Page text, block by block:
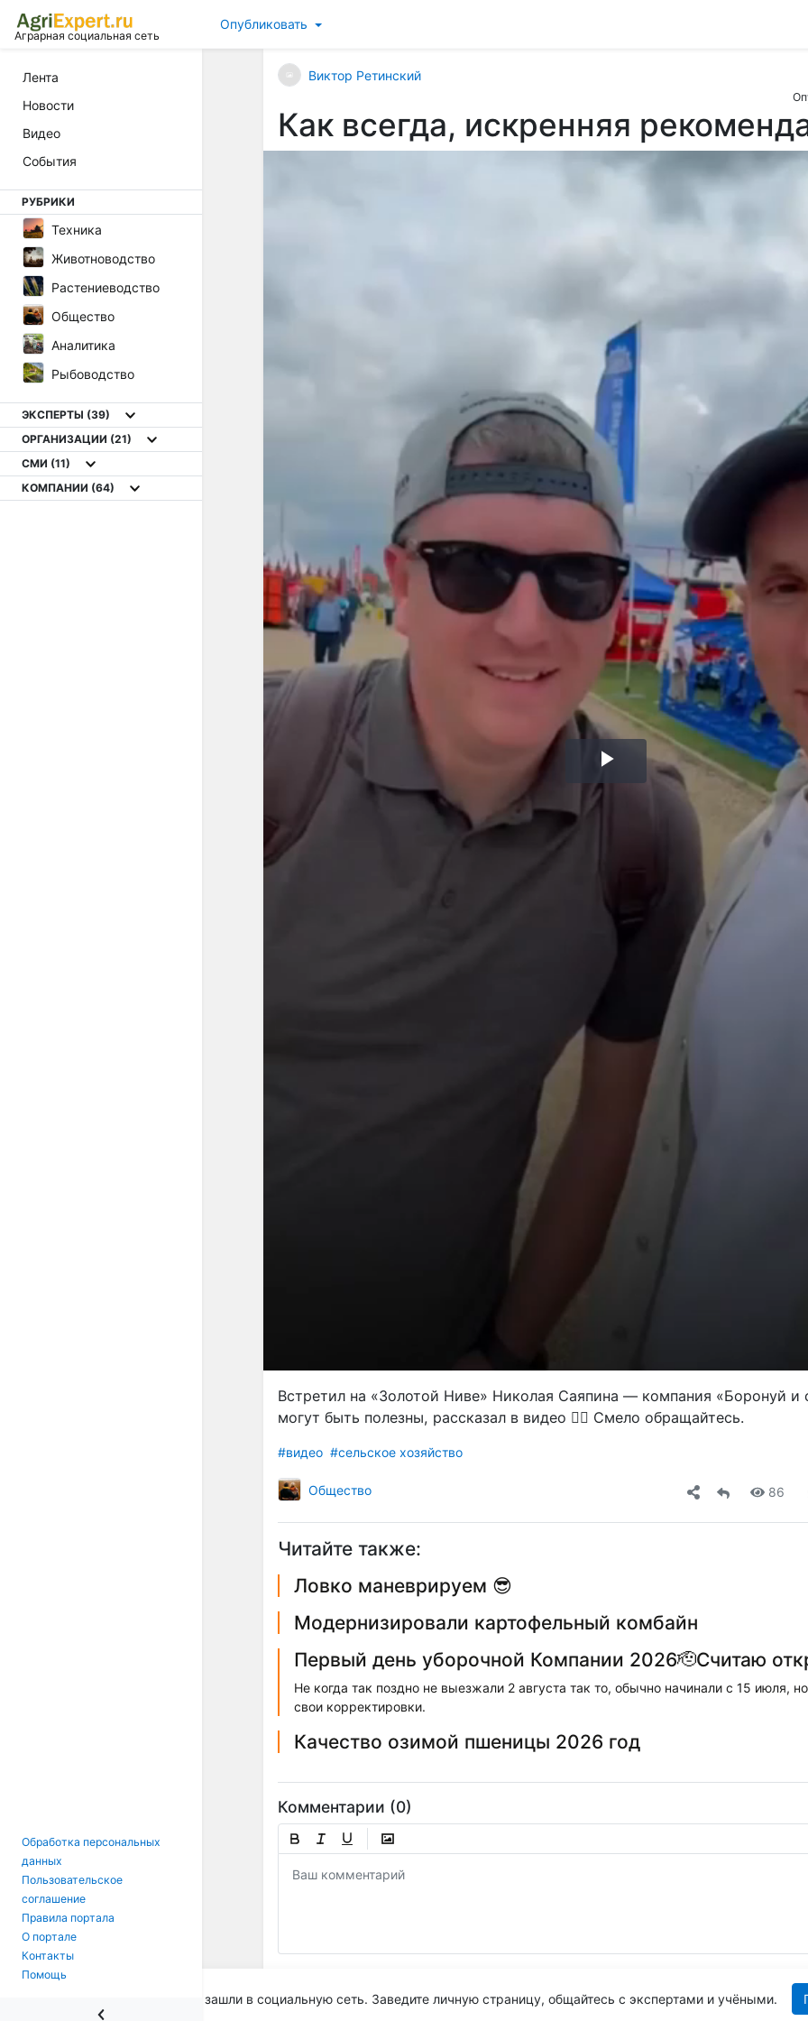
Аграрная социальная сеть
Опубликовать
Лента
Новости
Видео
События
РУБРИКИ
Техника
Животноводство
Растениеводство
Общество
Аналитика
Рыбоводство
ЭКСПЕРТЫ (39)
ОРГАНИЗАЦИИ (21)
СМИ (11)
КОМПАНИИ (64)
Обработка персональных
данных
Пользовательское
соглашение
Правила портала
О портале
Контакты
Помощь
Виктор Ретинский
Как всегда, искренняя
Воспроизвести
Встретил на «Золотой Ниве» Николая Саяпина — компания «Боронуй и
могут быть полезны, рассказал в видео 👍🏻 Смело обращайтесь.
#видео #сельское хозяйство
Общество 86
Читайте также:
Ловко маневрируем 😎
Модернизировали картофельный комбайн
Первый день уборочной Компании 2026🫡Считаю
Не когда так поздно не выезжали 2 августа так то, обычно начинали с 15 июля,
свои корректировки.
Качество озимой пшеницы 2026 год
Комментарии (0)
Вы зашли в социальную сеть. Заведите личную страницу, общайтесь с экспертами и учёными.